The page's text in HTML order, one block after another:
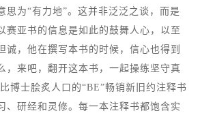
思为“有力地”。这并非泛泛之谈，而是
赛亚书的信息是如此的鼓舞人心，以至
诚，他在撰写本书的时候，信心也得到
，来吧，翻开这本书，一起操练坚守真
博士脍炙人口的“BE”畅销新旧约注释书
、研经和灵修。每一本注释书都饱含实